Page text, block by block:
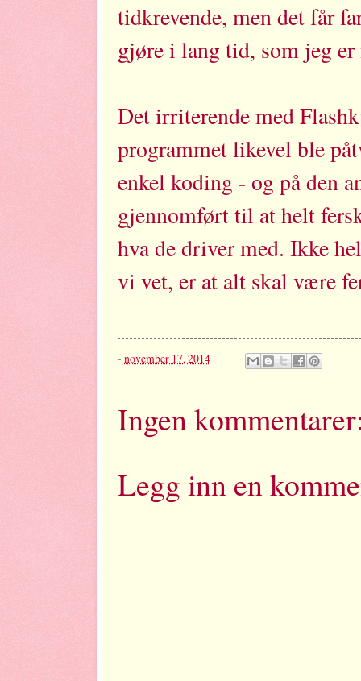
tidkrevende, men det får
gjøre i lang tid, som jeg
Det irriterende med
programmet likevel ble
enkel koding - og på den
gjennomført til at helt
hva de driver med. Ikke
vi vet, er at alt skal være
- november 17, 2014
Ingen
Legg inn en